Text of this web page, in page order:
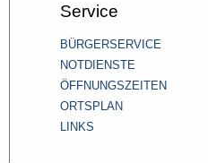
Service
BÜRGERSERVICE
NOTDIENSTE
ÖFFNUNGSZEITEN
ORTSPLAN
LINKS